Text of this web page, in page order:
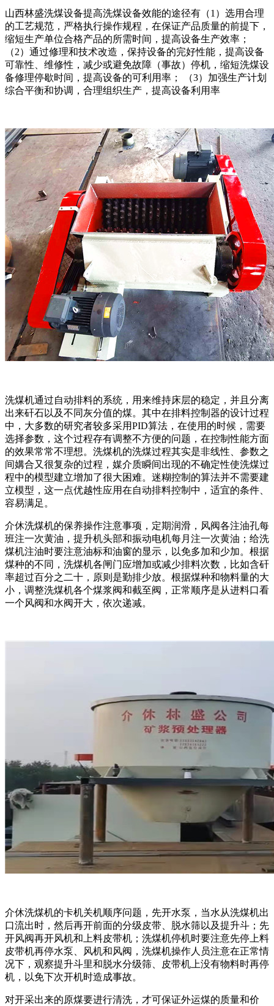
山西林盛洗煤设备提高洗煤设备效能的途径有（1）选用合理
的工艺规范，严格执行操作规程，在保证产品质量的前提下，
缩短生产单位合格产品的所需时间，提高设备生产效率；
（2）通过修理和技术改造，保持设备的完好性能，提高设备
可靠性、维修性，减少或避免故障（事故）停机，缩短洗煤设
备修理停歇时间，提高设备的可利用率； （3）加强生产计划
综合平衡和协调，合理组织生产，提高设备利用率
洗煤机通过自动排料的系统，用来维持床层的稳定，并且分离
出来矸石以及不同灰分值的煤。其中在排料控制器的设计过程
中，大多数的研究者较多采用PID算法，在使用的时候，需要
选择参数，这个过程存有调整不方便的问题，在控制性能方面
的效果常常不理想。洗煤机的洗煤过程其实是非线性、参数之
间媾合又很复杂的过程，媒介质瞬间出现的不确定性使洗煤过
程中的模型建立增加了很大困难。迷糊控制的算法并不需要建
立模型，这一点优越性应用在自动排料控制中，适宜的条件、
容易满足。
介休洗煤机的保养操作注意事项，定期润滑，风阀各注油孔每
班注一次黄油，提升机头部和振动电机每月注一次黄油；给洗
煤机注油时要注意油标和油窗的显示，以免多加和少加。根据
煤种的不同，洗煤机各闸门应增加或减少排料次数，比如含矸
率超过百分之二十，原则是勤排少放。根据煤种和物料量的大
小，调整洗煤机各个煤浆阀和截至阀，正常顺序是从进料口看
一个风阀和水阀开大，依次递减。
介休洗煤机的卡机关机顺序问题，先开水泵，当水从洗煤机出
口流出时，然后再开前面的分级皮带、脱水筛以及提升斗；先
开风阀再开风机和上料皮带机；洗煤机停机时要注意先停上料
皮带机再停水泵、风机和风阀，洗煤机操作人员注意在正常情
况下，观察提升斗里和脱水分级筛、皮带机上没有物料时再停
机，以免下次开机时造成事故。
对开采出来的原煤要进行清洗，才可保证外运煤的质量和价